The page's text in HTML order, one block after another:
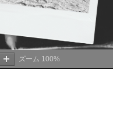
ズーム 100%